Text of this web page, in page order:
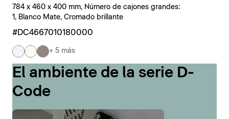
784 x 460 x 400 mm, Número de cajones grandes:
1, Blanco Mate, Cromado brillante
#DC4667010180000
+ 5 más
El ambiente de la serie D-
Code